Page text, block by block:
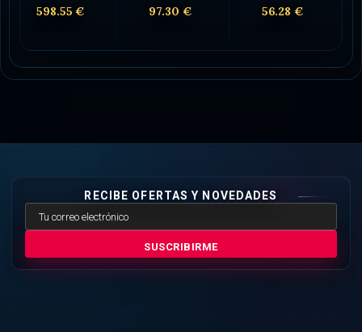
598.55 € 97.30 € 56.28 €
RECIBE OFERTAS Y NOVEDADES
SUSCRIBIRME